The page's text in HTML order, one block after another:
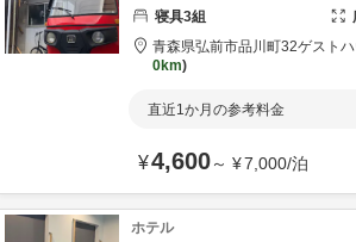
寝具3組
青森県弘前市品川町32ゲスト
0km
直近1か月の参考料金
¥4,600～ ¥7,000/泊
ホテル